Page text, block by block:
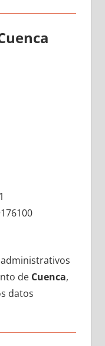
dе Cuenca,
datos